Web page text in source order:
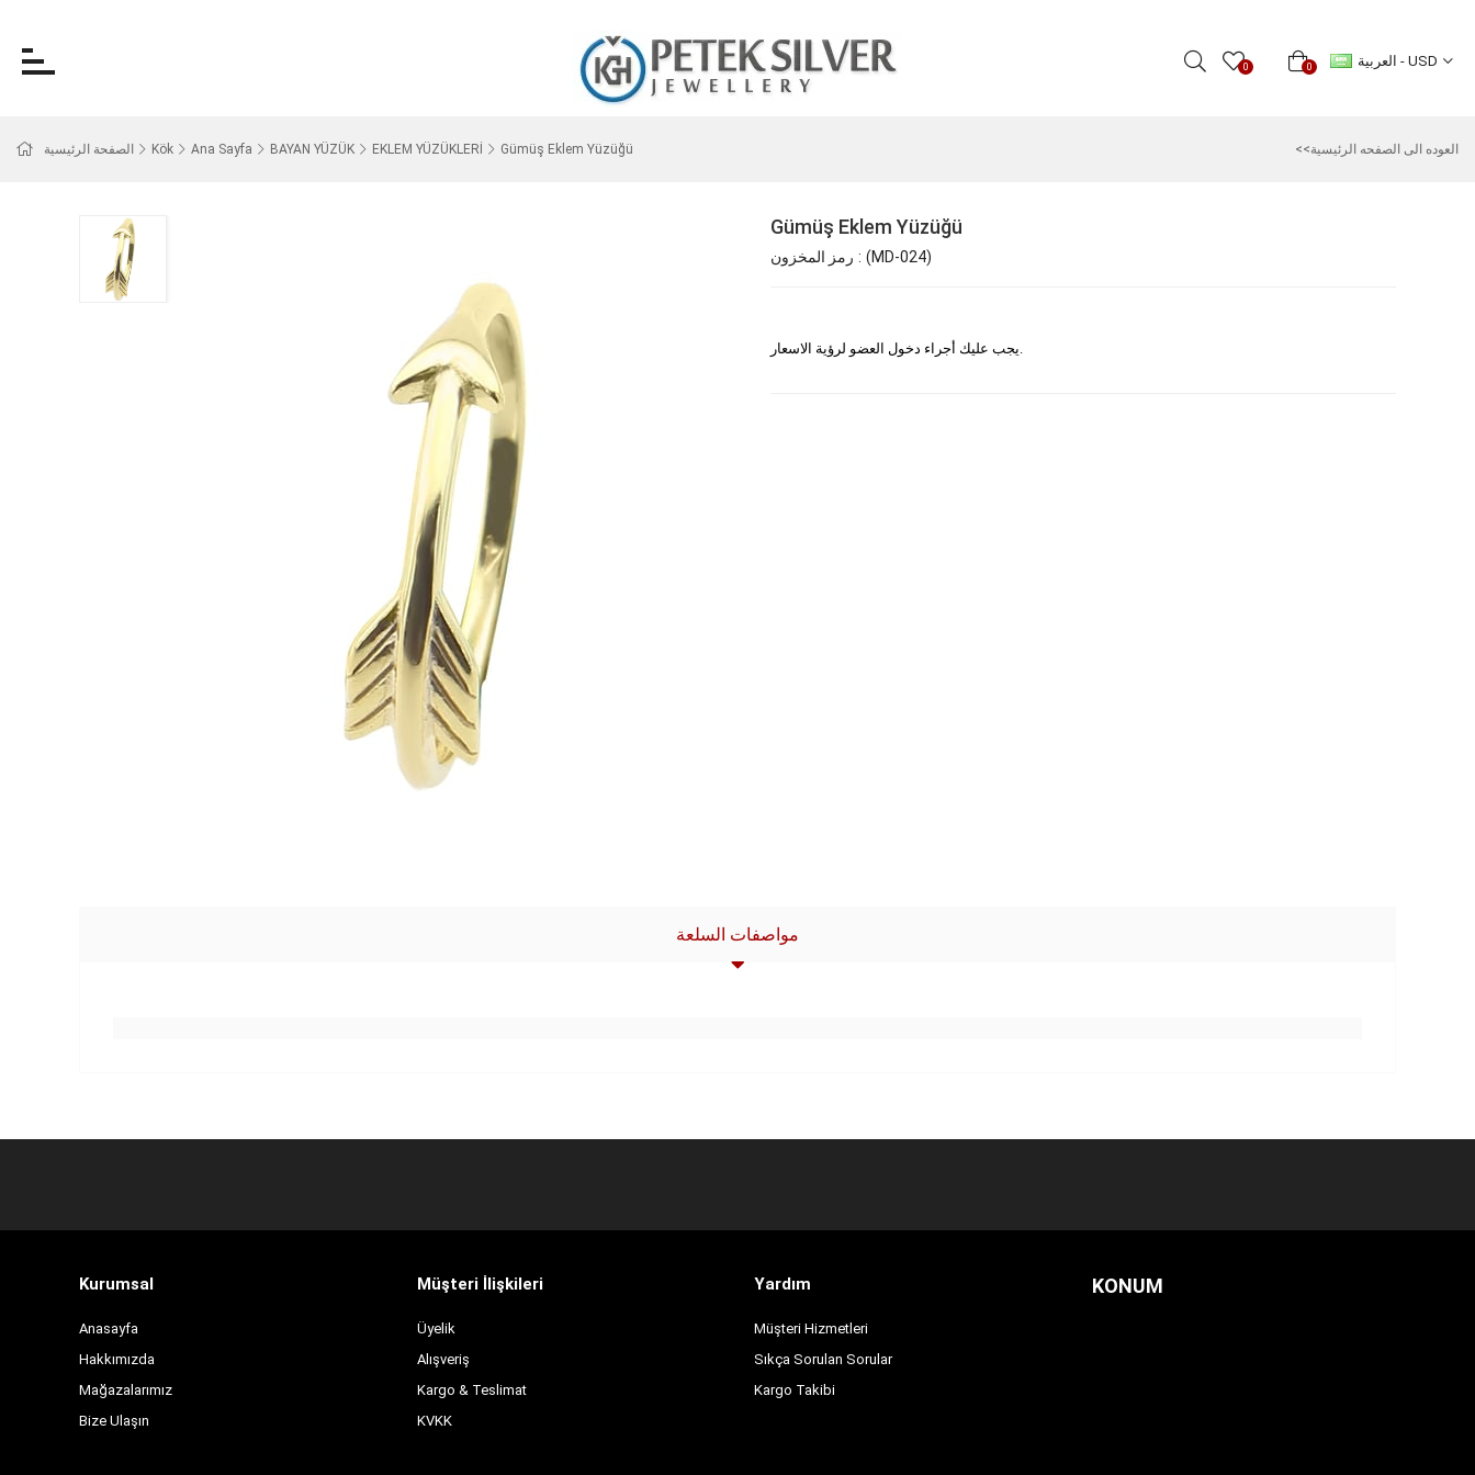
0 0 العربية - USD
الصفحة الرئيسية Kök Ana Sayfa BAYAN YÜZÜK EKLEM YÜZÜKLERİ Gümüş Eklem Yüzüğü <<العوده‌ الی الصفحه‌ الرئیسیة
Gümüş Eklem Yüzüğü
رمز المخزون (MD-024)
مواصفات السلعة
Kurumsal
Anasayfa
Hakkımızda
Mağazalarımız
Bize Ulaşın
Müşteri İlişkileri
Üyelik
Alışveriş
Kargo & Teslimat
KVKK
Yardım
Müşteri Hizmetleri
Sıkça Sorulan Sorular
Kargo Takibi
KONUM